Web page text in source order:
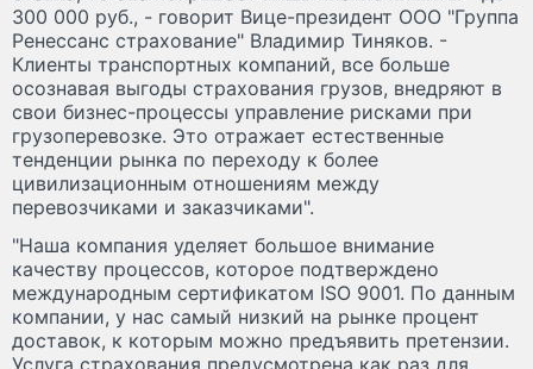
300 000 руб., - говорит Вице-президент ООО "Группа
Ренессанс страхование" Владимир Тиняков. -
Клиенты транспортных компаний, все больше
осознавая выгоды страхования грузов, внедряют в
свои бизнес-процессы управление рисками при
грузоперевозке. Это отражает естественные
тенденции рынка по переходу к более
цивилизационным отношениям между
перевозчиками и заказчиками".
"Наша компания уделяет большое внимание
качеству процессов, которое подтверждено
международным сертификатом ISO 9001. По данным
компании, у нас самый низкий на рынке процент
доставок, к которым можно предъявить претензии.